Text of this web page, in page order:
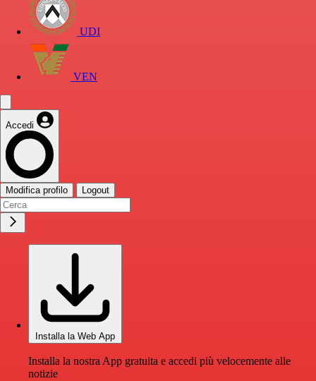
UDI
VEN
Accedi
Modifica profilo Logout
Installa la Web App
Installa la nostra App gratuita e accedi più velocemente alle
notizie